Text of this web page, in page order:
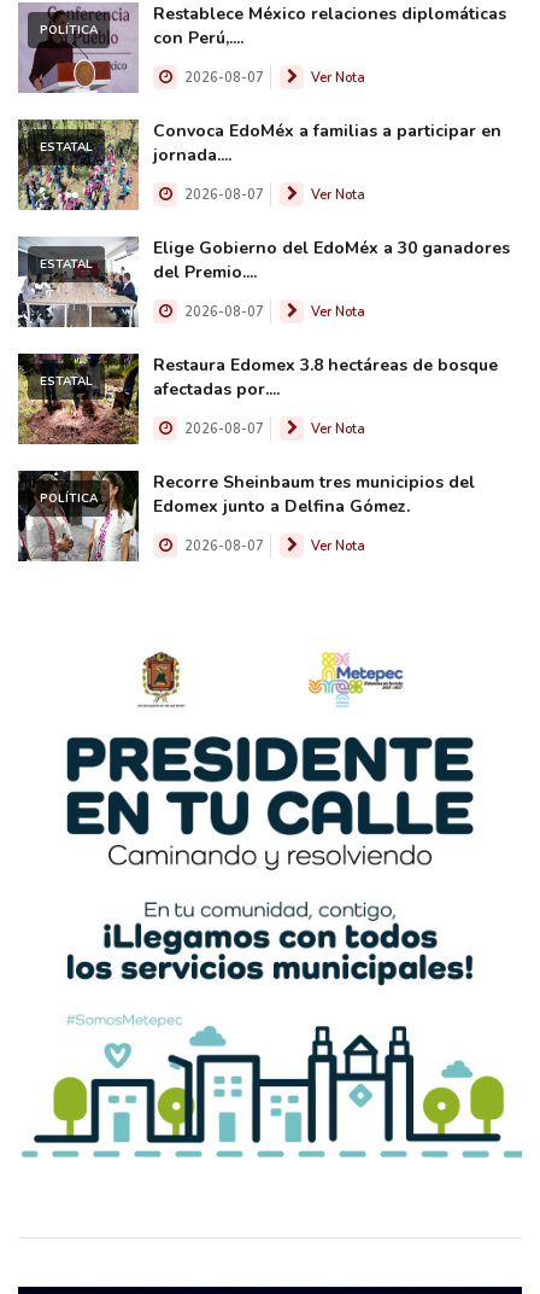
POLÍTICA
Restablece México relaciones diplomáticas
con Perú,....
2026-08-07 Ver Nota
ESTATAL
Convoca EdoMéx a familias a participar en
jornada....
2026-08-07 Ver Nota
ESTATAL
Elige Gobierno del EdoMéx a 30 ganadores
del Premio....
2026-08-07 Ver Nota
ESTATAL
Restaura Edomex 3.8 hectáreas de bosque
afectadas por....
2026-08-07 Ver Nota
POLÍTICA
Recorre Sheinbaum tres municipios del
Edomex junto a Delfina Gómez.
2026-08-07 Ver Nota